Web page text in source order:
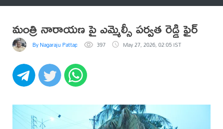
మంత్రి నారాయణ పై ఎమ్మెల్సీ పర్వత రెడ్డి ఫైర్
By Nagaraju Pattapalli 397 May 27, 2026, 02:05 IST